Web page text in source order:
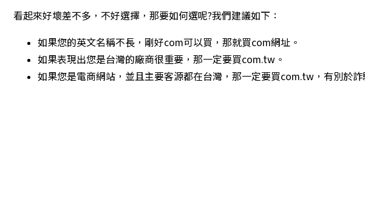
看起來好壞差不多，不好選擇，那要如何選呢?我們建議如下：
如果您的英文名稱不長，剛好com可以買，那就買com網址。
如果表現出您是台灣的廠商很重要，那一定要買com.tw。
如果您是電商網站，並且主要客源都在台灣，那一定要買com.tw，有別於詐